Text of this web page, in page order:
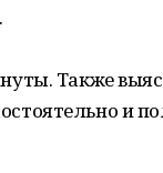
Также
и